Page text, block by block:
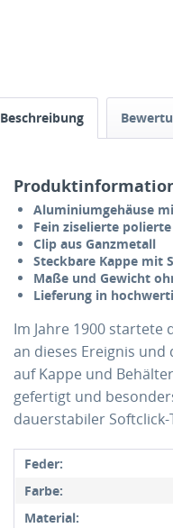
Beschreibung
Aluminiumgehäuse
Fein ziselierte polierte
Clip aus Ganzmetall
Steckbare Kappe mit
Maße und Gewicht
Lieferung in
Im Jahre 1900
an dieses Ereignis
auf Kappe und
gefertigt und
dauerstabiler
Feder:
Farbe:
Material: